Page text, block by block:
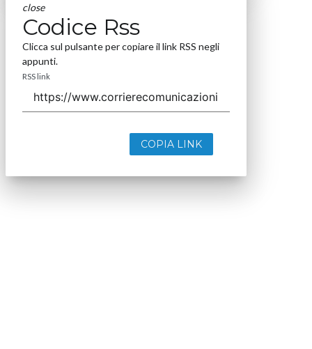
close
Codice Rss
Clicca sul pulsante per copiare il link RSS negli
appunti.
RSS link
COPIA LINK